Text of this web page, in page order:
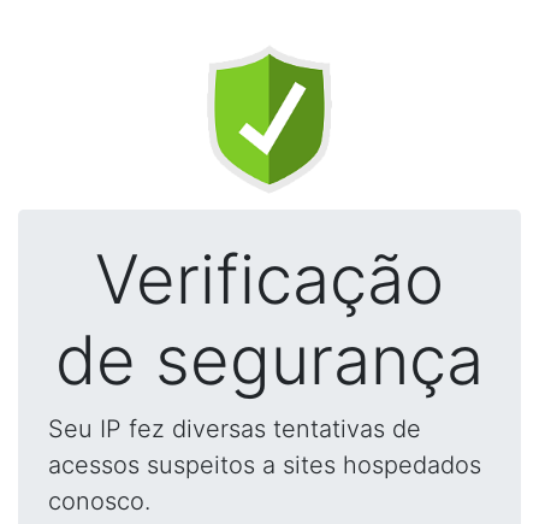
Verificação
de segurança
Seu IP fez diversas tentativas de
acessos suspeitos a sites hospedados
conosco.